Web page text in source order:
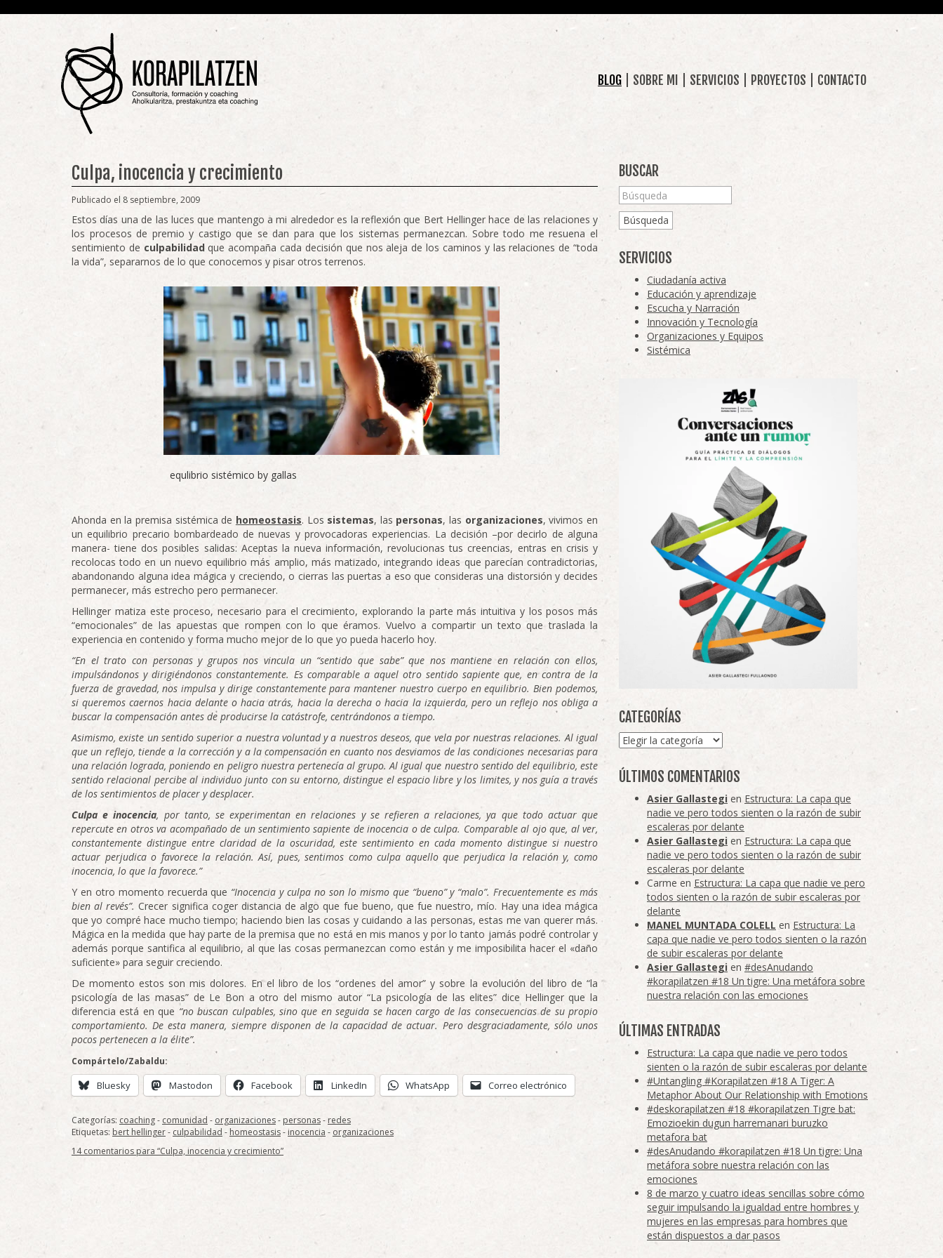
BLOG SOBRE MI SERVICIOS PROYECTOS CONTACTO
Culpa, inocencia y crecimiento
Publicado el 8 septiembre, 2009
Estos días una de las luces que mantengo a mi alrededor es la reflexión que Bert Hellinger hace de las relaciones y
los procesos de premio y castigo que se dan para que los sistemas permanezcan. Sobre todo me resuena el
sentimiento de culpabilidadque acompaña cada decisión que nos aleja de los caminos y las relaciones de “toda
la vida”, separarnos de lo que conocemos y pisar otros terrenos.
equlibrio sistémico by gallas
Ahonda en la premisa sistémica de homeostasis. Los sistemas, las personas, las organizaciones, vivimos en
un equilibrio precario bombardeado de nuevas y provocadoras experiencias. La decisión –por decirlo de alguna
manera- tiene dos posibles salidas: Aceptas la nueva información, revolucionas tus creencias, entras en crisis y
recolocas todo en un nuevo equilibrio más amplio, más matizado, integrando ideas que parecían contradictorias,
abandonando alguna idea mágica y creciendo, o cierras las puertas a eso que consideras una distorsión y decides
permanecer, más estrecho pero permanecer.
Hellinger matiza este proceso, necesario para el crecimiento, explorando la parte más intuitiva y los posos más
“emocionales” de las apuestas que rompen con lo que éramos. Vuelvo a compartir un texto que traslada la
experiencia en contenido y forma mucho mejor de lo que yo pueda hacerlo hoy.
“En el trato con personas y grupos nos vincula un “sentido que sabe” que nos mantiene en relación con ellos,
impulsándonos y dirigiéndonos constantemente. Es comparable a aquel otro sentido sapiente que, en contra de la
fuerza de gravedad, nos impulsa y dirige constantemente para mantener nuestro cuerpo en equilibrio. Bien podemos,
si queremos caernos hacia delante o hacia atrás, hacia la derecha o hacia la izquierda, pero un reflejo nos obliga a
buscar la compensación antes de producirse la catástrofe, centrándonos a tiempo.
Asimismo, existe un sentido superior a nuestra voluntad y a nuestros deseos, que vela por nuestras relaciones. Al igual
que un reflejo, tiende a la corrección y a la compensación en cuanto nos desviamos de las condiciones necesarias para
una relación lograda, poniendo en peligro nuestra pertenecía al grupo. Al igual que nuestro sentido del equilibrio, este
sentido relacional percibe al individuo junto con su entorno, distingue el espacio libre y los limites, y nos guía a través
de los sentimientos de placer y desplacer.
Culpa e inocencia, por tanto, se experimentan en relaciones y se refieren a relaciones, ya que todo actuar que
repercute en otros va acompañado de un sentimiento sapiente de inocencia o de culpa. Comparable al ojo que, al ver,
constantemente distingue entre claridad de la oscuridad, este sentimiento en cada momento distingue si nuestro
actuar perjudica o favorece la relación. Así, pues, sentimos como culpa aquello que perjudica la relación y, como
inocencia, lo que la favorece.”
Y en otro momento recuerda que “Inocencia y culpa no son lo mismo que “bueno” y “malo”. Frecuentemente es más
bien al revés”. Crecer significa coger distancia de algo que fue bueno, que fue nuestro, mío. Hay una idea mágica
que yo compré hace mucho tiempo; haciendo bien las cosas y cuidando a las personas, estas me van querer más.
Mágica en la medida que hay parte de la premisa que no está en mis manos y por lo tanto jamás podré controlar y
además porque santifica al equilibrio, al que las cosas permanezcan como están y me imposibilita hacer el «daño
suficiente» para seguir creciendo.
De momento estos son mis dolores. En el libro de los “ordenes del amor” y sobre la evolución del libro de “la
psicología de las masas” de Le Bon a otro del mismo autor “La psicología de las elites” dice Hellinger que la
diferencia está en que “no buscan culpables, sino que en seguida se hacen cargo de las consecuencias de su propio
comportamiento. De esta manera, siempre disponen de la capacidad de actuar. Pero desgraciadamente, sólo unos
pocos pertenecen a la élite”.
Compártelo/Zabaldu:
Bluesky Mastodon Facebook LinkedIn WhatsApp Correo electrónico
Categorías: coaching- comunidad - organizaciones- personas- redes
Etiquetas: bert hellinger- culpabilidad -homeostasis- inocencia - organizaciones
14 comentarios para “Culpa, inocencia y crecimiento”
BUSCAR
Búsqueda
SERVICIOS
Ciudadanía activa
Educación y aprendizaje
Escucha y Narración
Innovación y Tecnología
Organizaciones y Equipos
Sistémica
CATEGORÍAS
Categorías
ÚLTIMOS COMENTARIOS
Asier Gallastegi en Estructura: La capa que
nadie ve pero todos sienten o la razón de subir
escaleras por delante
Asier Gallastegi en Estructura: La capa que
nadie ve pero todos sienten o la razón de subir
escaleras por delante
Carme en Estructura: La capa que nadie ve pero
todos sienten o la razón de subir escaleras por
delante
MANEL MUNTADA COLELL en Estructura: La
capa que nadie ve pero todos sienten o la razón
de subir escaleras por delante
Asier Gallastegi en #desAnudando
#korapilatzen #18 Un tigre: Una metáfora sobre
nuestra relación con las emociones
ÚLTIMAS ENTRADAS
Estructura: La capa que nadie ve pero todos
sienten o la razón de subir escaleras por delante
#Untangling #Korapilatzen #18 A Tiger: A
Metaphor About Our Relationship with Emotions
#deskorapilatzen #18 #korapilatzen Tigre bat:
Emozioekin dugun harremanari buruzko
metafora bat
#desAnudando #korapilatzen #18 Un tigre: Una
metáfora sobre nuestra relación con las
emociones
8 de marzo y cuatro ideas sencillas sobre cómo
seguir impulsando la igualdad entre hombres y
mujeres en las empresas para hombres que
están dispuestos a dar pasos